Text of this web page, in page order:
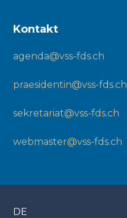
Kontakt
agenda@vss-fds.ch
praesidentin@vss-fds.ch
sekretariat@vss-fds.ch
webmaster@vss-fds.ch
DE